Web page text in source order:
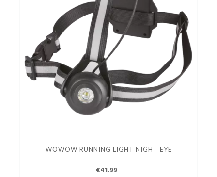
WOWOW RUNNING LIGHT NIGHT EYE
€41.99